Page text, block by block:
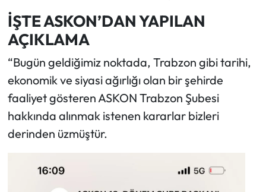
İŞTE ASKON’DAN YAPILAN
AÇIKLAMA
“Bugün geldiğimiz noktada, Trabzon gibi tarihi,
ekonomik ve siyasi ağırlığı olan bir şehirde
faaliyet gösteren ASKON Trabzon Şubesi
hakkında alınmak istenen kararlar bizleri
derinden üzmüştür.